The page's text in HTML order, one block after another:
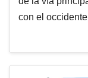
con el occidente